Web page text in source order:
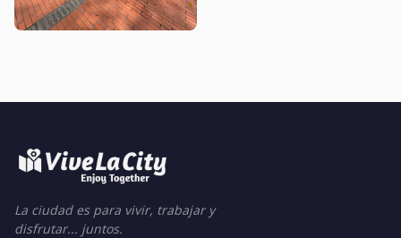
La ciudad es para vivir, trabajar y
disfrutar... juntos.